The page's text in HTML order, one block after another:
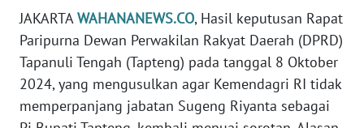
JAKARTAWAHANANEWS.CO, Hasil keputusan Rapat
Paripurna Dewan Perwakilan Rakyat Daerah (DPRD)
Tapanuli Tengah (Tapteng) pada tanggal 8 Oktober
2024, yang mengusulkan agar Kemendagri RI tidak
memperpanjang jabatan Sugeng Riyanta sebagai
DISCLAIMER
Wahana
News
Regional